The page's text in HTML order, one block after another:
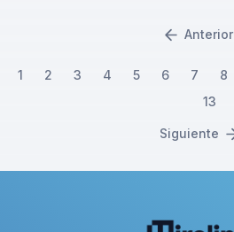
Anterior
1 2 3 4 5 6 7 8
13
Siguiente